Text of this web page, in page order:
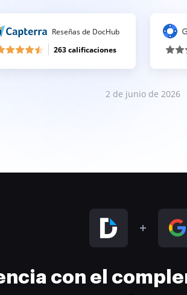
Reseñas de DocHub
263 calificaciones
2 de junio de 2026
con el